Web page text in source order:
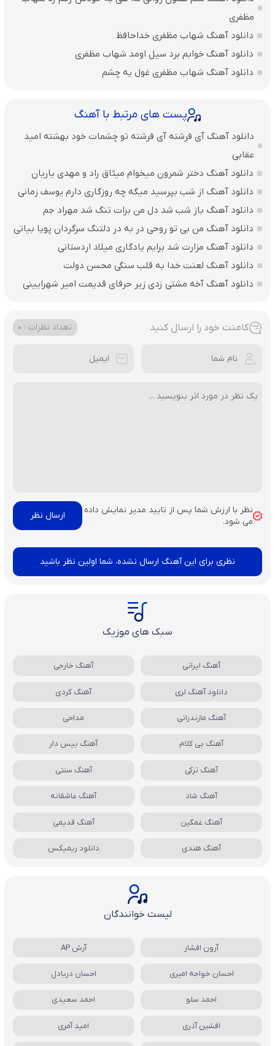
مظفری
دانلود آهنگ شهاب مظفری خداحافظ
دانلود آهنگ خوابم برد سیل اومد شهاب مظفری
دانلود آهنگ شهاب مظفری غول یه چشم
پست های مرتبط با آهنگ
دانلود آهنگ آی فرشته آی فرشته تو چشمات خود بهشته امید
عقابی
دانلود آهنگ دختر شمرون میخوام میثاق راد و مهدی یاریان
دانلود آهنگ از شب بپرسید میگه چه روزگاری دارم یوسف زمانی
دانلود آهنگ باز شب شد دل من برات تنگ شد مهراد جم
دانلود آهنگ من بی تو روحی در به در دلتنگ سرگردان پویا بیاتی
دانلود آهنگ مزارت شد برایم یادگاری میلاد اردستانی
دانلود آهنگ لعنت خدا به قلب سنگی محسن دولت
دانلود آهنگ آخه مشتی زدی زیر حرفای قدیمت امیر شهرایینی
کامنت خود را ارسال کنید تعداد نظرات : 0
نظر با ارزش شما پس از تایید مدیر نمایش داده
می شود.
نظری برای این آهنگ ارسال نشده، شما اولین نظر باشید
سبک های موزیک
آهنگ ایرانی آهنگ خارجی
دانلود آهنگ لری آهنگ کردی
آهنگ مازندرانی مداحی
آهنگ بی کلام آهنگ بیس دار
آهنگ ترکی آهنگ سنتی
آهنگ شاد آهنگ عاشقانه
آهنگ غمگین آهنگ قدیمی
آهنگ هندی دانلود ریمیکس
لیست خوانندگان
آرون افشار آرش AP
احسان خواجه امیری احسان دریادل
احمد سلو احمد سعیدی
افشین آذری امید آمری